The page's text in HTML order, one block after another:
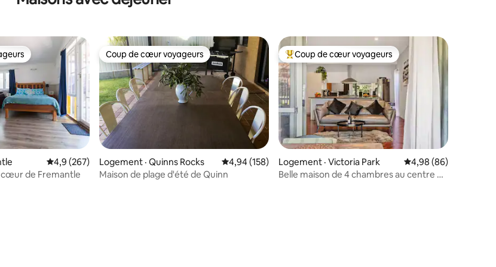
emplacement.
Note moyenne de 4,9 sur 5, 267 commentaires
4,9 (267)
cœur de Fremantle
Coup de cœur voyageurs
Coup de cœur voyageurs
Logement · Quinns Rocks Note moyenne de 4,94 sur 5, 158 commentaires
4,94 (158)
Maison de plage d'été de Quinn
Coup de cœur voyageurs parmi les plus aimés
Coup de cœur voyageurs
Logement · Victoria Park Note moyenne de
4,98 (86)
Belle maison de 4 chambres au centre de